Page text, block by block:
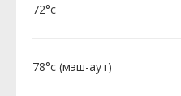
72°c
78°c (мэш-аут)